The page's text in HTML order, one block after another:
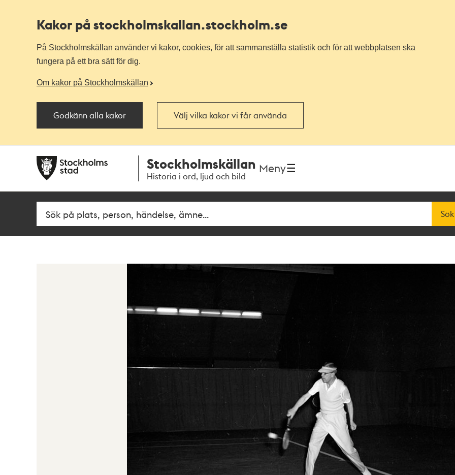
Kakor på stockholmskallan.stockholm.se
På Stockholmskällan använder vi kakor, cookies, för att sammanställa statistik och för att webbplatsen ska
fungera på ett bra sätt för dig.
Om kakor på Stockholmskällan
Godkänn alla kakor Välj vilka kakor vi får använda
navigationen
huvudinnehållet
Stockholmskällan
Historia i ord, ljud och bild
Meny
Fritextsök Sök